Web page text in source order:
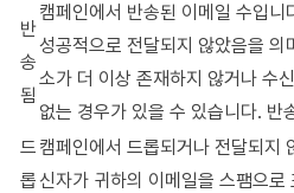
반
송
됨
캠페인에서 반송된 이메일 수입니
성공적으로 전달되지 않았음을 의
소가 더 이상 존재하지 않거나 수
없는 경우가 있을 수 있습니다. 반
드
롭
캠페인에서 드롭되거나 전달되지
신자가 귀하의 이메일을 스팸으